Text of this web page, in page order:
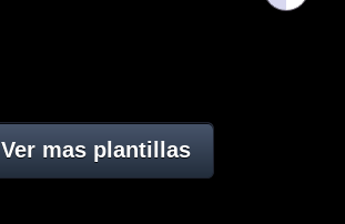
Ver mas plantillas